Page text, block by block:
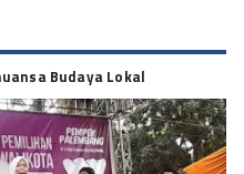
Budaya Lokal